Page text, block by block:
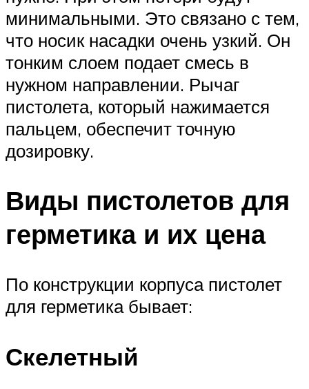
минимальными. Это связано с тем,
что носик насадки очень узкий. Он
тонким слоем подает смесь в
нужном направлении. Рычаг
пистолета, который нажимается
пальцем, обеспечит точную
дозировку.
Виды пистолетов для
герметика и их цена
По конструкции корпуса пистолет
для герметика бывает:
Скелетный